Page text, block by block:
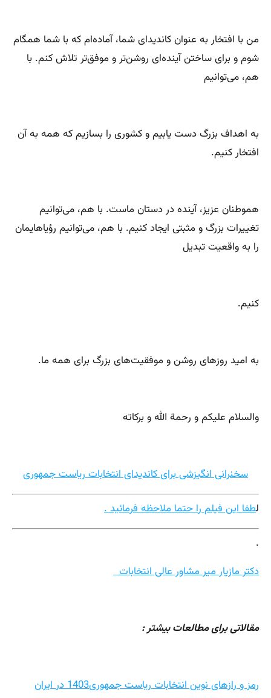
من با افتخار به عنوان کاندیدای شما، آماده‌ام که با شما همگام
شوم و برای ساختن آینده‌ای روشن‌تر و موفق‌تر تلاش کنم. با
هم، می‌توانیم
به اهداف بزرگ دست یابیم و کشوری را بسازیم که همه به آن
افتخار کنیم.
هموطنان عزیز، آینده در دستان ماست. با هم، می‌توانیم
تغییرات بزرگ و مثبتی ایجاد کنیم. با هم، می‌توانیم رؤیاهایمان
را به واقعیت تبدیل
کنیم.
به امید روزهای روشن و موفقیت‌های بزرگ برای همه ما.
والسلام علیکم و رحمة الله و برکاته
سخنرانی انگیزشی برای کاندیدای انتخابات ریاست جمهوری
لطفا این فیلم را حتما ملاحظه فرمائید .
.
دکتر مازیار میر مشاور عالی انتخابات
مقالاتی برای مطالعات بیشتر :
رمز و رازهای نوین انتخابات ریاست جمهوری1403 در ایران